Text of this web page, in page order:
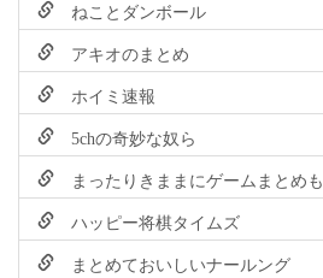
ねことダンボール
アキオのまとめ
ホイミ速報
5chの奇妙な奴ら
まったりきままにゲームまとめも
ハッピー将棋タイムズ
まとめておいしいナールング